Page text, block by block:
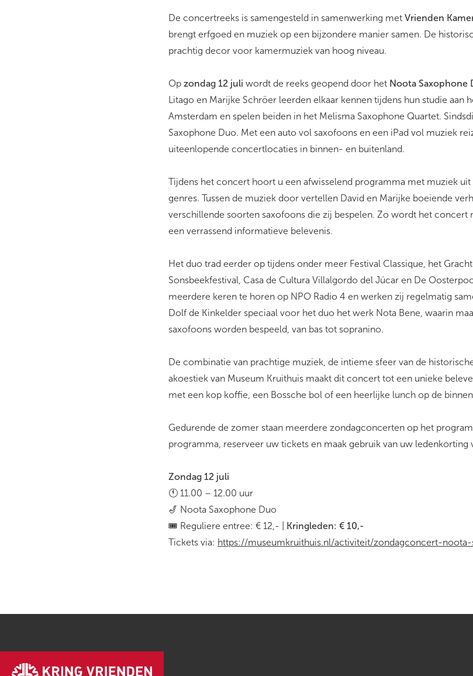
De concertreeks is samengesteld in samenwerking met Vrienden
brengt erfgoed en muziek op een bijzondere manier samen. De
prachtig decor voor kamermuziek van hoog niveau.
Op zondag 12 juli wordt de reeks geopend door het Noota Saxophone
Litago en Marijke Schröer leerden elkaar kennen tijdens hun studie aan
Amsterdam en spelen beiden in het Melisma Saxophone Quartet.
Saxophone Duo. Met een auto vol saxofoons en een iPad vol muziek
uiteenlopende concertlocaties in binnen- en buitenland.
Tijdens het concert hoort u een afwisselend programma met muziek
genres. Tussen de muziek door vertellen David en Marijke boeiende
verschillende soorten saxofoons die zij bespelen. Zo wordt het concert
een verrassend informatieve belevenis.
Het duo trad eerder op tijdens onder meer Festival Classique, het
Sonsbeekfestival, Casa de Cultura Villalgordo del Júcar en De
meerdere keren te horen op NPO Radio 4 en werken zij regelmatig
Dolf de Kinkelder speciaal voor het duo het werk Nota Bene, waarin
saxofoons worden bespeeld, van bas tot sopranino.
De combinatie van prachtige muziek, de intieme sfeer van de
akoestiek van Museum Kruithuis maakt dit concert tot een unieke
met een kop koffie, een Bossche bol of een heerlijke lunch op de
Gedurende de zomer staan meerdere zondagconcerten op het
programma, reserveer uw tickets en maak gebruik van uw ledenkorting
Zondag 12 juli
🕚 11.00 – 12.00 uur
🎷 Noota Saxophone Duo
🎟️ Reguliere entree: € 12,- | Kringleden: € 10,-
Tickets via: https://museumkruithuis.nl/activiteit/zondagconcert-